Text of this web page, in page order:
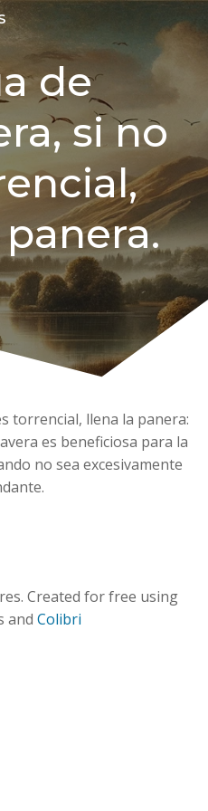
de
si no
torrencial, llena la panera:
es beneficiosa para la
no sea excesivamente
Created for free using
and Colibri